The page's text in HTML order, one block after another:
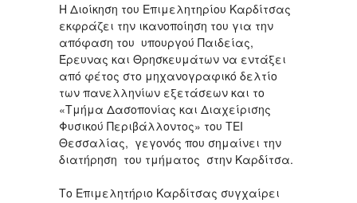
Η Διοίκηση του Επιμελητηρίου Καρδίτσας
εκφράζει την ικανοποίηση του για την
απόφαση του υπουργού Παιδείας,
Έρευνας και Θρησκευμάτων να εντάξει
από φέτος στο μηχανογραφικό δελτίο
των πανελληνίων εξετάσεων και το
«Τμήμα Δασοπονίας και Διαχείρισης
Φυσικού Περιβάλλοντος» του ΤΕΙ
Θεσσαλίας, γεγονός που σημαίνει την
διατήρηση του τμήματος στην Καρδίτσα.
Το Επιμελητήριο Καρδίτσας συγχαίρει